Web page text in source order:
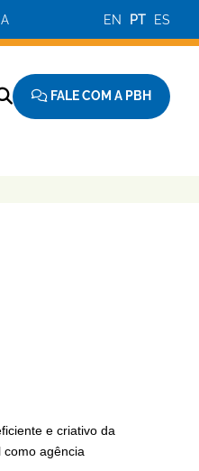
A EN PT ES
FALE COM A PBH
e criativo da
como agência